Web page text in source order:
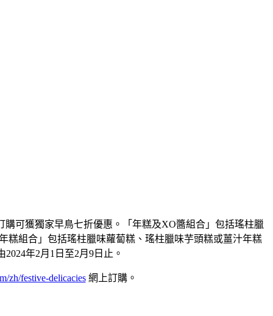
購可獲獨家早鳥七折優惠。「年糕及XO醬組合」包括瑤柱臘
糕組合」包括瑤柱臘味蘿蔔糕、瑤柱臘味芋頭糕或薑汁年糕
年2月1日至2月9日止。
zh/festive-delicacies網上訂購。